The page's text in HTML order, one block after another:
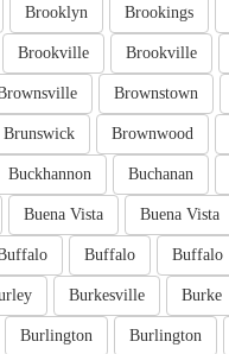
Brookings
Brooklyn
Brookville
Brookville
Brownstown
Brownwood
Brunswick
Buchanan
Buckhannon
Buena Vista
Buena Vista
Buffalo
Buffalo
Burke
Burkesville
Burlington
Burlington